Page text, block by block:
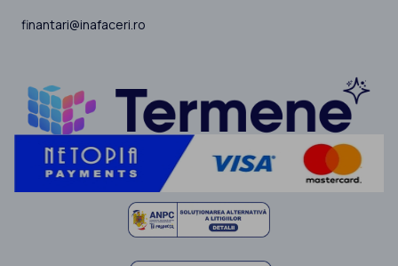
finantari@inafaceri.ro